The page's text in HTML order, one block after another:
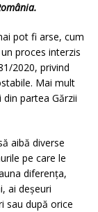
pot fi arse, cum
proces interzis
2020, privind
Mai mult
partea Gărzii
aibă diverse
pe care le
diferența,
ai deșeuri
sau după orice